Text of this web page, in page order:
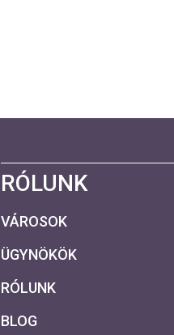
RÓLUNK
VÁROSOK
ÜGYNÖKÖK
RÓLUNK
BLOG